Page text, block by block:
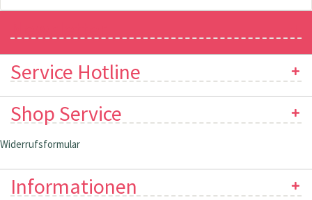
Service Hotline
Shop Service
Widerrufsformular
Informationen